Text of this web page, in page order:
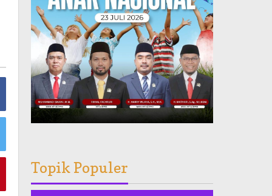
Topik Populer